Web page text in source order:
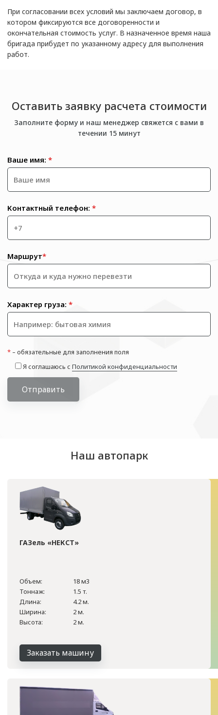
При согласовании всех условий мы заключаем договор, в
котором фиксируются все договоренности и
окончательная стоимость услуг. В назначенное время наша
бригада прибудет по указанному адресу для выполнения
работ.
Оставить заявку расчета стоимости
Заполните форму и наш менеджер свяжется с вами в
течении 15 минут
Ваше имя: *
Контактный телефон: *
Маршрут*
Характер груза: *
* – обязательные для заполнения поля
Я соглашаюсь с Политикой конфиденциальности
Отправить
Наш автопарк
ГАЗель «НЕКСТ»
Объем:
18 м3
Тоннаж:
1.5 т.
Длина:
4.2 м.
Ширина:
2 м.
Высота:
2 м.
Заказать машину